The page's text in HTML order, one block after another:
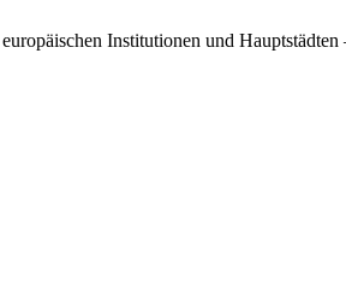
Institutionen und